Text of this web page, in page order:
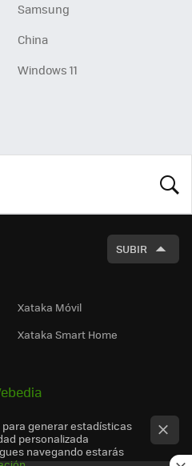
Samsung
China
Windows 11
SUBIR
Xataka Móvil
Xataka Smart Home
generar estadísticas
personalizada
navegando estarás